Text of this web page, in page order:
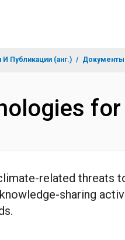
И Публикации (анг.)
related threats
sharing